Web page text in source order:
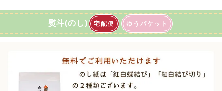
熨斗(のし) 宅配便 ゆうパケット